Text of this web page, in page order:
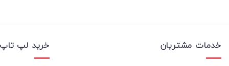
خدمات مشتریان خرید لپ